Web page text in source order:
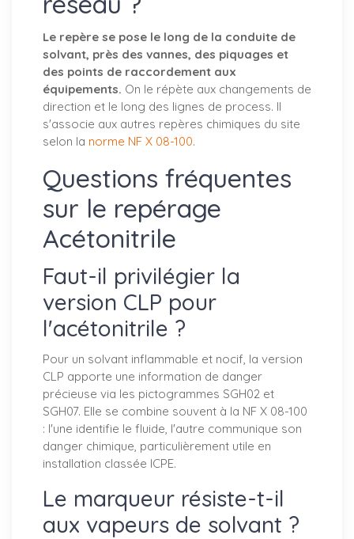
Le repère se pose le long de la conduite de
solvant, près des vannes, des piquages et
des points de raccordement aux
équipements. On le répète aux changements de
direction et le long des lignes de process. Il
s'associe aux autres repères chimiques du site
selon la norme NF X 08-100.
Questions fréquentes
sur le repérage
Acétonitrile
Faut-il privilégier la
version CLP pour
l'acétonitrile ?
Pour un solvant inflammable et nocif, la version
CLP apporte une information de danger
précieuse via les pictogrammes SGH02 et
SGH07. Elle se combine souvent à la NF X 08-100
: l'une identifie le fluide, l'autre communique son
danger chimique, particulièrement utile en
installation classée ICPE.
Le marqueur résiste-t-il
aux vapeurs de solvant ?